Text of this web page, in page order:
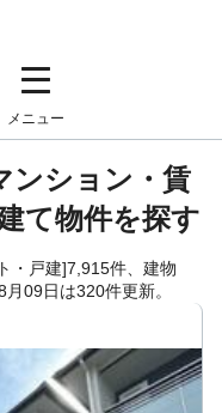
メニュー
ンション・賃
て物件を探す
・戸建]7,915件、建物
09日は320件更新。